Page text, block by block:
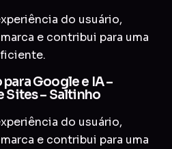
do usuário,
e contribui para uma
Google e IA –
Sites – Saltinho
do usuário,
e contribui para uma